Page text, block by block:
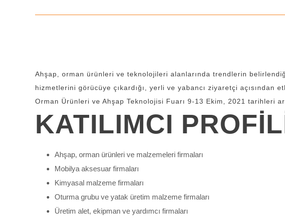
Ahşap, orman ürünleri ve teknolojileri alanlarında trendlerin
hizmetlerini görücüye çıkardığı, yerli ve yabancı ziyaretçi açısından
Orman Ürünleri ve Ahşap Teknolojisi Fuarı 9-13 Ekim, 2021 tarihleri
KATILIMCI
Ahşap, orman ürünleri ve malzemeleri firmaları
Mobilya aksesuar firmaları
Kimyasal malzeme firmaları
Oturma grubu ve yatak üretim malzeme firmaları
Üretim alet, ekipman ve yardımcı firmaları